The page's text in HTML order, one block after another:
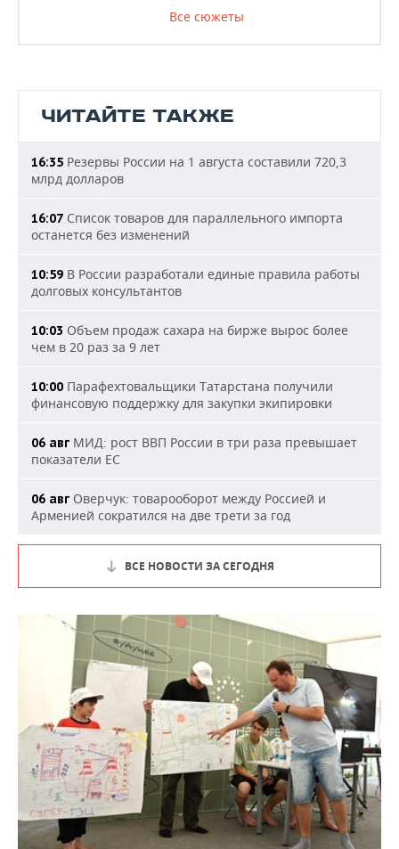
Все сюжеты
ЧИТАЙТЕ ТАКЖЕ
16:35 Резервы России на 1 августа составили 720,3
млрд долларов
16:07 Список товаров для параллельного импорта
останется без изменений
10:59 В России разработали единые правила работы
долговых консультантов
10:03 Объем продаж сахара на бирже вырос более
чем в 20 раз за 9 лет
10:00 Парафехтовальщики Татарстана получили
финансовую поддержку для закупки экипировки
06 авг МИД: рост ВВП России в три раза превышает
показатели ЕС
06 авг Оверчук: товарооборот между Россией и
Арменией сократился на две трети за год
ВСЕ НОВОСТИ ЗА СЕГОДНЯ